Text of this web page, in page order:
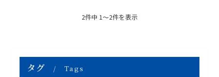
2件中 1～2件を表示
タグ Tags